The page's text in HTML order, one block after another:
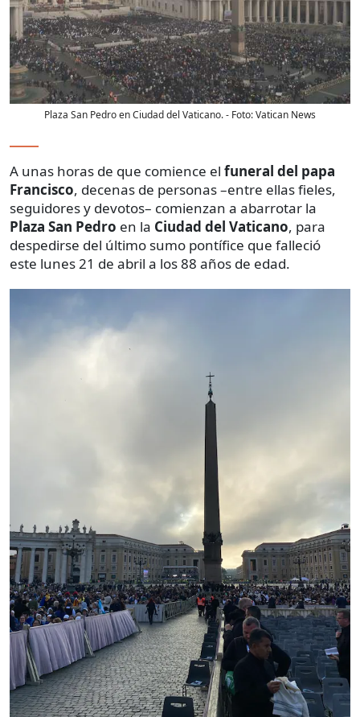
Plaza San Pedro en Ciudad del Vaticano.- Foto:Vatican News
A unas horas de que comience el funeral del papa
Francisco, decenas de personas –entre ellas fieles,
seguidores y devotos– comienzan a abarrotar la
Plaza San Pedro en la Ciudad del Vaticano, para
despedirse del último sumo pontífice que falleció
este lunes 21 de abril a los 88 años de edad.